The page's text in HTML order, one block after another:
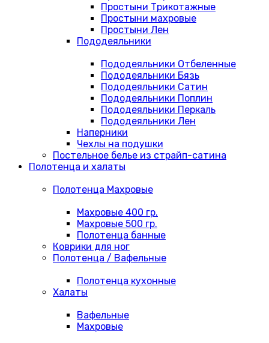
Простыни Трикотажные
Простыни махровые
Простыни Лен
Пододеяльники
Пододеяльники Отбеленные
Пододеяльники Бязь
Пододеяльники Сатин
Пододеяльники Поплин
Пододеяльники Перкаль
Пододеяльники Лен
Наперники
Чехлы на подушки
Постельное белье из страйп-сатина
Полотенца и халаты
Полотенца Махровые
Махровые 400 гр.
Махровые 500 гр.
Полотенца банные
Коврики для ног
Полотенца / Вафельные
Полотенца кухонные
Халаты
Вафельные
Махровые